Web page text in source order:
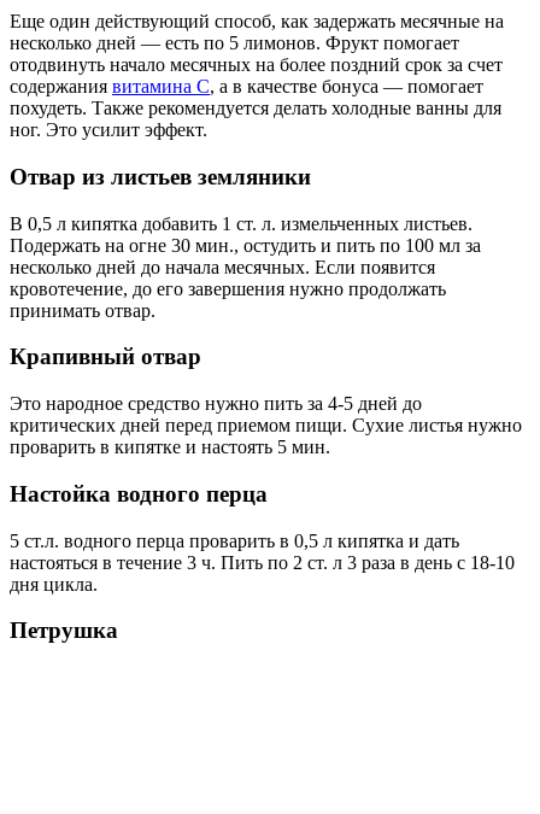
Еще один действующий способ, как задержать месячные на
несколько дней — есть по 5 лимонов. Фрукт помогает
отодвинуть начало месячных на более поздний срок за счет
содержания витамина С, а в качестве бонуса — помогает
похудеть. Также рекомендуется делать холодные ванны для
ног. Это усилит эффект.
Отвар из листьев земляники
В 0,5 л кипятка добавить 1 ст. л. измельченных листьев.
Подержать на огне 30 мин., остудить и пить по 100 мл за
несколько дней до начала месячных. Если появится
кровотечение, до его завершения нужно продолжать
принимать отвар.
Крапивный отвар
Это народное средство нужно пить за 4-5 дней до
критических дней перед приемом пищи. Сухие листья нужно
проварить в кипятке и настоять 5 мин.
Настойка водного перца
5 ст.л. водного перца проварить в 0,5 л кипятка и дать
настояться в течение 3 ч. Пить по 2 ст. л 3 раза в день с 18-10
дня цикла.
Петрушка